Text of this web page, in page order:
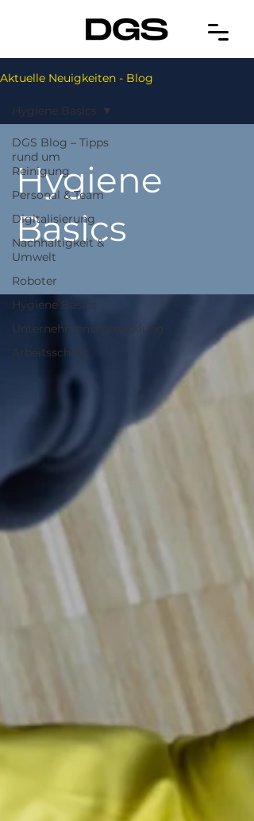
Aktuelle Neuigkeiten - Blog
DGS Blog – Tipps
rund um
Reinigung
Personal & Team
Digitalisierung
Nachhaltigkeit &
Umwelt
Roboter
Hygiene Basics
Unternehmensentwicklung
Arbeitsschutz
Hygiene Basics
Hygiene
Basics